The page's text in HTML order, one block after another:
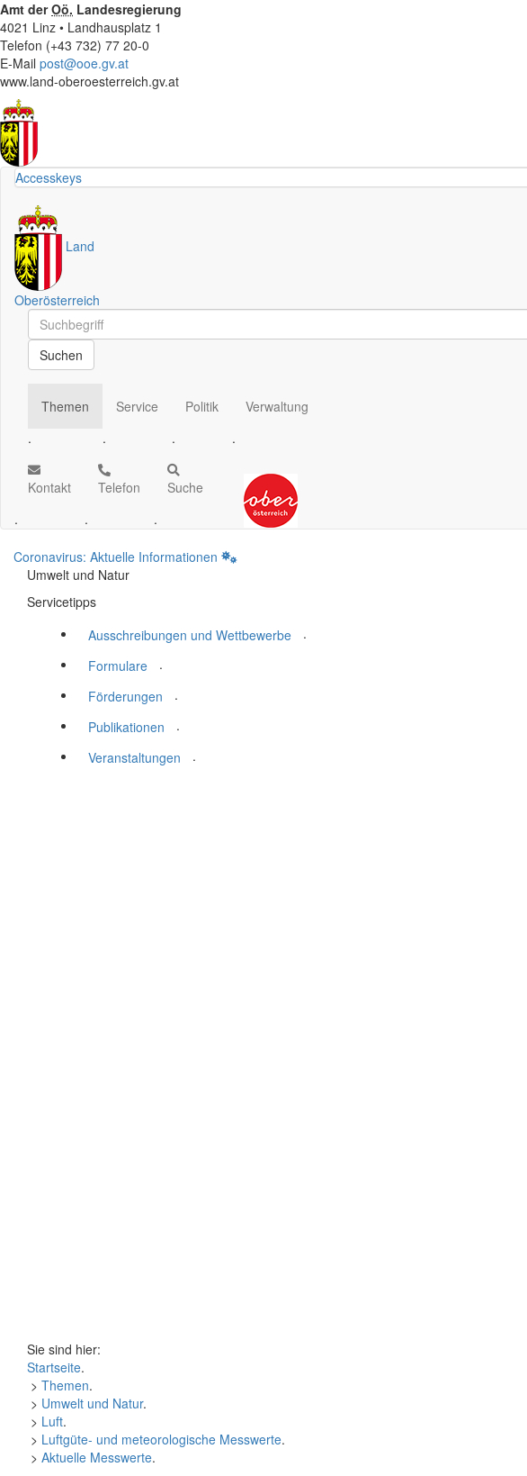
Amt derOö. Landesregierung
4021 Linz • Landhausplatz 1
Telefon (+43 732) 77 20-0
E-Mail post@ooe.gv.at
www.land-oberoesterreich.gv.at
Accesskeys
Land
Oberösterreich
Schnellsuche
Schnellsuche
Suchen
Themen
.
Service
.
Politik
.
Verwaltung
.
Kontakt
.
Telefon
.
Suche
.
Coronavirus: Aktuelle Informationen
Umwelt und Natur
Servicetipps
Ausschreibungen und Wettbewerbe
.
Formulare
.
Förderungen
.
Publikationen
.
Veranstaltungen
.
Sie sind hier:
Startseite.
> Themen.
> Umwelt und Natur.
> Luft.
> Luftgüte- und meteorologische Messwerte.
> Aktuelle Messwerte.